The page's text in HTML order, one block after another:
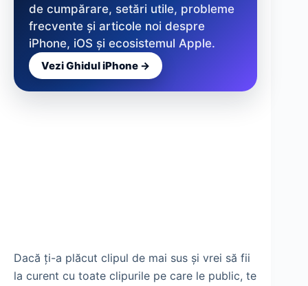
de cumpărare, setări utile, probleme
frecvente și articole noi despre
iPhone, iOS și ecosistemul Apple.
Vezi Ghidul iPhone →
Dacă ți-a plăcut clipul de mai sus și vrei să fii
la curent cu toate clipurile pe care le public, te